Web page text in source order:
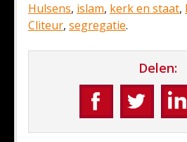
Hulsens, islam, kerk en staat,
Cliteur, segregatie.
Delen: